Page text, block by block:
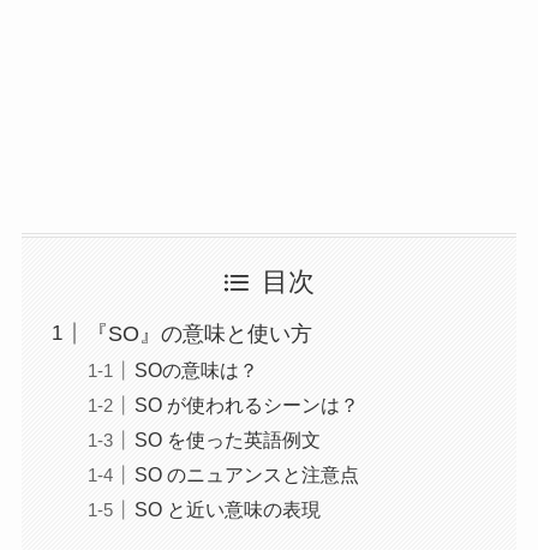
目次
『SO』の意味と使い方
SOの意味は？
SO が使われるシーンは？
SO を使った英語例文
SO のニュアンスと注意点
SO と近い意味の表現